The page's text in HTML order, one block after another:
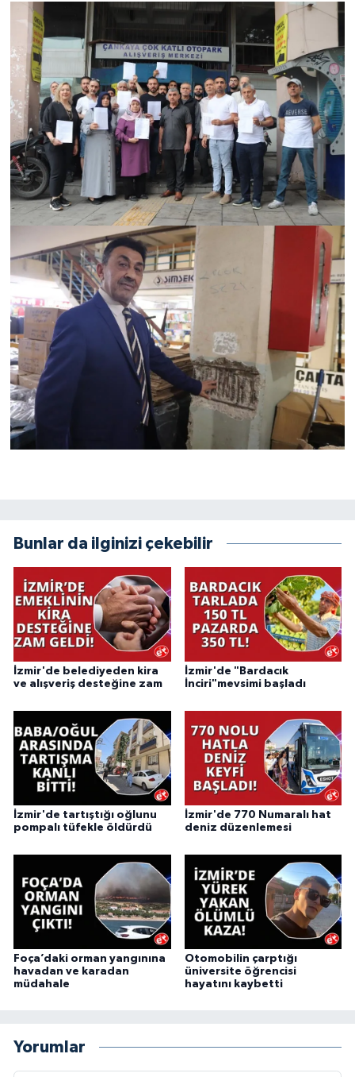
Bunlar da ilginizi çekebilir
İzmir'de belediyeden kira
ve alışveriş desteğine zam
İzmir'de "Bardacık
İnciri"mevsimi başladı
İzmir'de tartıştığı oğlunu
pompalı tüfekle öldürdü
İzmir'de 770 Numaralı hat
deniz düzenlemesi
Foça’daki orman yangınına
havadan ve karadan
müdahale
Otomobilin çarptığı
üniversite öğrencisi
hayatını kaybetti
Yorumlar